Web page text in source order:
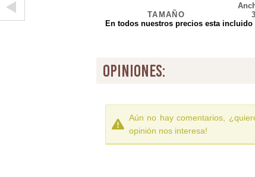
TAMAÑO
En todos nuestros precios esta
opiniones:
Aún no hay comentarios,
opinión nos interesa!